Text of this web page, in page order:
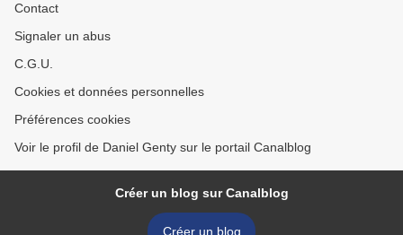
Contact
Signaler un abus
C.G.U.
Cookies et données personnelles
Préférences cookies
Voir le profil de Daniel Genty sur le portail Canalblog
Créer un blog sur Canalblog
Créer un blog